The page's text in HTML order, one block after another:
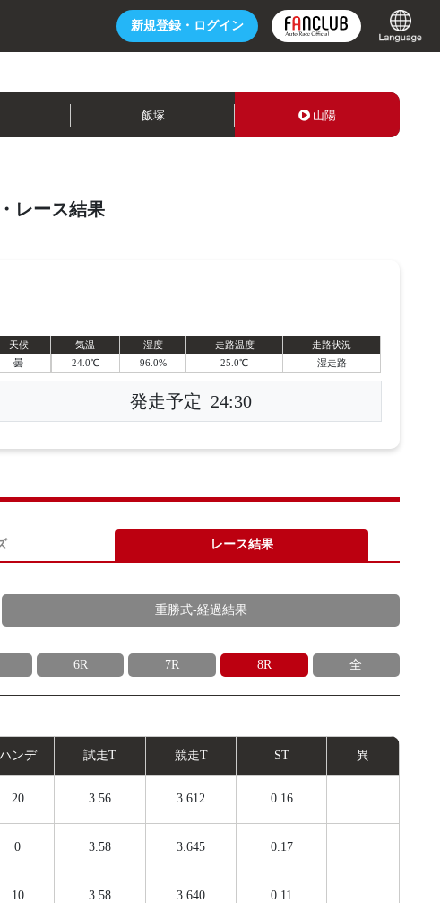
新規登録・ ログイン
飯塚 山陽
レース結果
天候
曇
気温 湿度 走路温度
走路状況
24.0℃
96.0% 25.0℃ 湿走路
発走予定 24:30
レース結果
重勝式-経過結果
6R 7R 8R 全
ハンデ 試走T 競走T ST 異
20 3.56 3.612 0.16
0 3.58 3.645 0.17
10 3.58 3.640 0.11